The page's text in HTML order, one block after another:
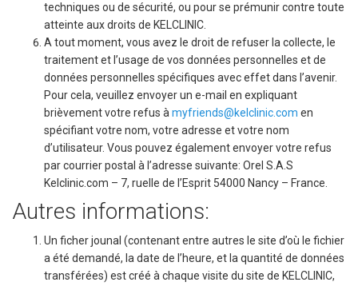
techniques ou de sécurité, ou pour se prémunir contre toute
atteinte aux droits de KELCLINIC.
A tout moment, vous avez le droit de refuser la collecte, le
traitement et l’usage de vos données personnelles et de
données personnelles spécifiques avec effet dans l’avenir.
Pour cela, veuillez envoyer un e-mail en expliquant
brièvement votre refus à myfriends@kelclinic.com en
spécifiant votre nom, votre adresse et votre nom
d’utilisateur. Vous pouvez également envoyer votre refus
par courrier postal à l’adresse suivante: Orel S.A.S
Kelclinic.com – 7, ruelle de l’Esprit 54000 Nancy – France.
Autres informations:
Un ficher jounal (contenant entre autres le site d’où le fichier
a été demandé, la date de l’heure, et la quantité de données
transférées) est créé à chaque visite du site de KELCLINIC,